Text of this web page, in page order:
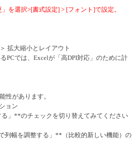
を選択>[書式設定] > [フォント]で設定。
拡大縮小とレイアウト
PCでは、Excelが「高DPI対応」のために計
性があります。
ョン
」**のチェックを切り替えてみてください
列幅を調整する」**（比較的新しい機能）の